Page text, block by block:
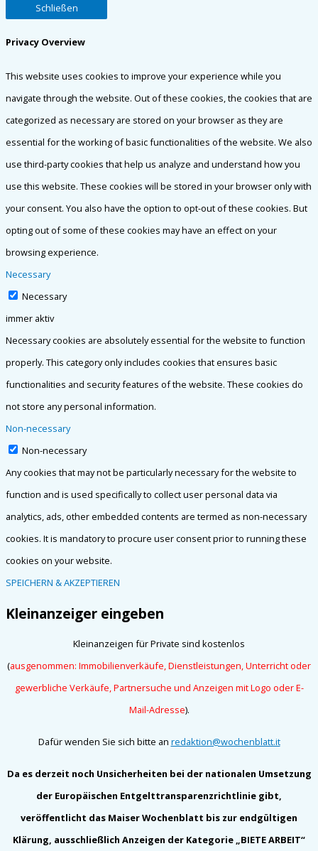
Schließen
Privacy Overview
This website uses cookies to improve your experience while you
navigate through the website. Out of these cookies, the cookies that are
categorized as necessary are stored on your browser as they are
essential for the working of basic functionalities of the website. We also
use third-party cookies that help us analyze and understand how you
use this website. These cookies will be stored in your browser only with
your consent. You also have the option to opt-out of these cookies. But
opting out of some of these cookies may have an effect on your
browsing experience.
Necessary
Necessary
immer aktiv
Necessary cookies are absolutely essential for the website to function
properly. This category only includes cookies that ensures basic
functionalities and security features of the website. These cookies do
not store any personal information.
Non-necessary
Non-necessary
Any cookies that may not be particularly necessary for the website to
function and is used specifically to collect user personal data via
analytics, ads, other embedded contents are termed as non-necessary
cookies. It is mandatory to procure user consent prior to running these
cookies on your website.
SPEICHERN & AKZEPTIEREN
Kleinanzeiger eingeben
Kleinanzeigen für Private sind kostenlos
(ausgenommen: Immobilienverkäufe, Dienstleistungen, Unterricht oder
gewerbliche Verkäufe, Partnersuche und Anzeigen mit Logo oder E-
Mail-Adresse).
Dafür wenden Sie sich bitte an redaktion@wochenblatt.it
Da es derzeit noch Unsicherheiten bei der nationalen Umsetzung
der Europäischen Entgelttransparenzrichtlinie gibt,
veröffentlicht das Maiser Wochenblatt bis zur endgültigen
Klärung, ausschließlich Anzeigen der Kategorie „BIETE ARBEIT“